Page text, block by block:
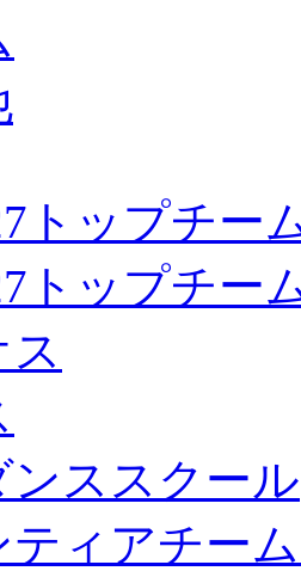
トップチー
トップチー
ス
ンススクール
ィアチー